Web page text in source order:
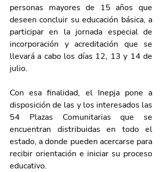
personas mayores de 15 años que
deseen concluir su educación básica, a
participar en la jornada especial de
incorporación y acreditación que se
llevará a cabo los días 12, 13 y 14 de
julio.
Con esa finalidad, el Inepja pone a
disposición de las y los interesados las
54 Plazas Comunitarias que se
encuentran distribuidas en todo el
estado, a donde pueden acercarse para
recibir orientación e iniciar su proceso
educativo.